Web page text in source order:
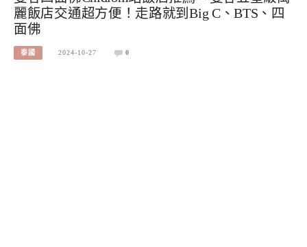
麗飯店交通超方便！走路就到Big C、BTS、四
面佛
泰國 2024-10-27 0